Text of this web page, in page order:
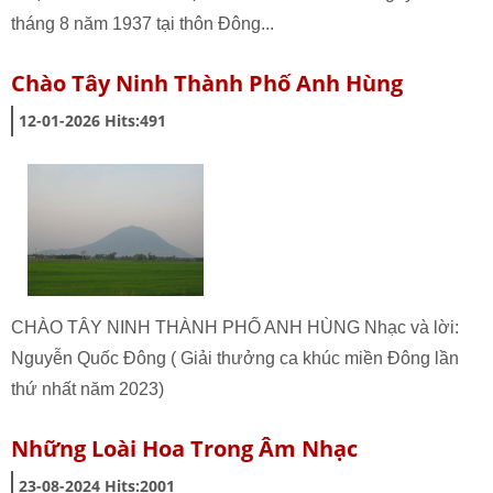
tháng 8 năm 1937 tại thôn Đông...
Chào Tây Ninh Thành Phố Anh Hùng
12-01-2026 Hits:491
CHÀO TÂY NINH THÀNH PHỐ ANH HÙNG Nhạc và lời:
Nguyễn Quốc Đông ( Giải thưởng ca khúc miền Đông lần
thứ nhất năm 2023)
Những Loài Hoa Trong Âm Nhạc
23-08-2024 Hits:2001